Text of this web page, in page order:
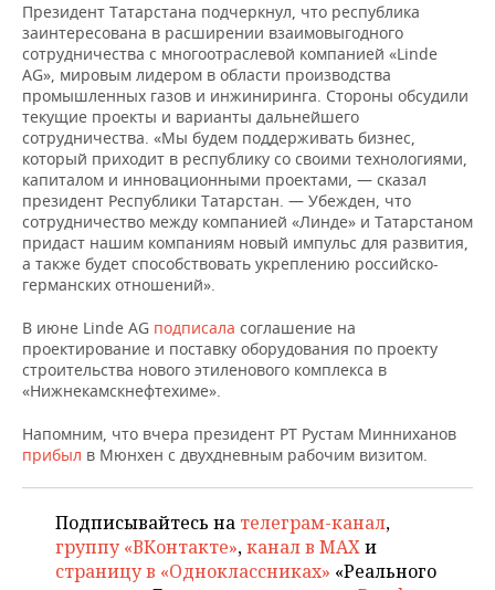
Президент Татарстана подчеркнул, что республика
заинтересована в расширении взаимовыгодного
сотрудничества с многоотраслевой компанией «Linde
AG», мировым лидером в области производства
промышленных газов и инжиниринга. Стороны обсудили
текущие проекты и варианты дальнейшего
сотрудничества. «Мы будем поддерживать бизнес,
который приходит в республику со своими технологиями,
капиталом и инновационными проектами, — сказал
президент Республики Татарстан. — Убежден, что
сотрудничество между компанией «Линде» и Татарстаном
придаст нашим компаниям новый импульс для развития,
а также будет способствовать укреплению российско-
германских отношений».
В июне Linde AG подписала соглашение на
проектирование и поставку оборудования по проекту
строительства нового этиленового комплекса в
«Нижнекамскнефтехиме».
Напомним, что вчера президент РТ Рустам Минниханов
прибыл в Мюнхен с двухдневным рабочим визитом.
Подписывайтесь на телеграм-канал,
группу «ВКонтакте»,канал в MAXи
страницу в «Одноклассниках» «Реального